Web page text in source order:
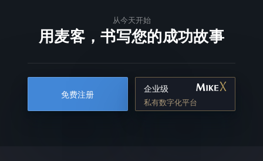
从今天开始
用麦客，书写您的成功故事
免费注册
企业级
私有数字化平台